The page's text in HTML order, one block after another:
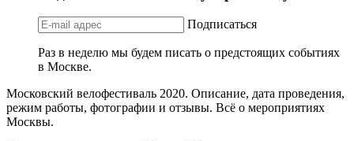
Подписаться
Раз в неделю мы будем писать о предстоящих событиях
в Москве.
Московский велофестиваль 2020. Описание, дата проведения,
режим работы, фотографии и отзывы. Всё о мероприятиях
Москвы.